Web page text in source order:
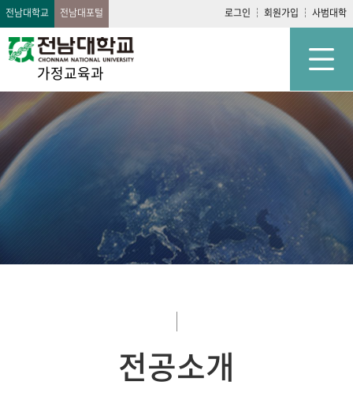
전남대학교 전남대포털 로그인 회원가입 사범대학
가정교육과
전공소개